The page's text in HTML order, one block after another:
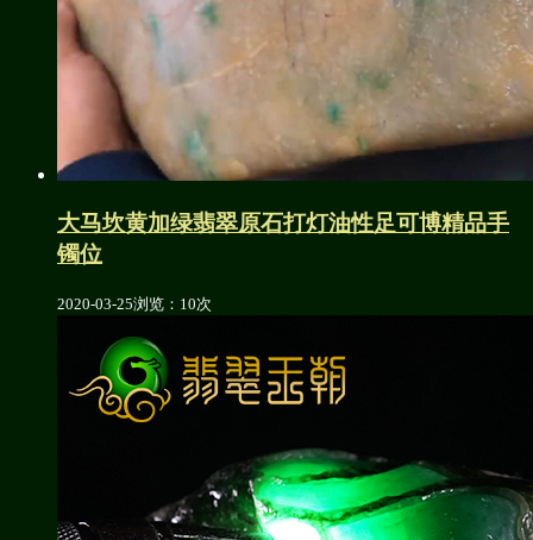
大马坎黄加绿翡翠原石打灯油性足可博精品手
镯位
2020-03-25浏览：10次